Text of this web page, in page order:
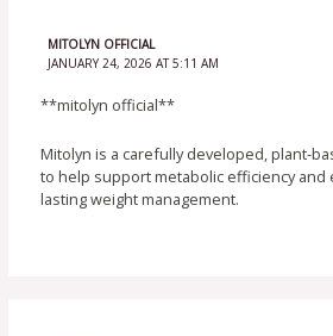
MITOLYN OFFICIAL
JANUARY 24, 2026 AT 5:11 AM
**mitolyn official**
Mitolyn is a carefully developed, plant-
to help support metabolic efficiency and
lasting weight management.